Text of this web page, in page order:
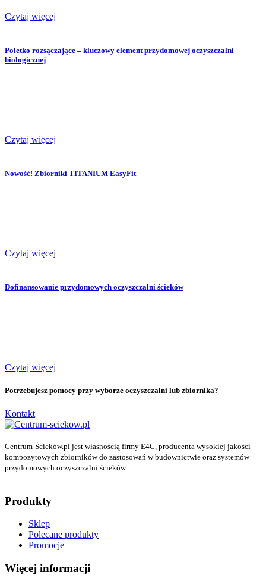
Czytaj więcej
Poletko rozsączające – kluczowy element przydomowej oczyszczalni
biologicznej
Czytaj więcej
Nowość! Zbiorniki TITANIUM EasyFit
Czytaj więcej
Dofinansowanie przydomowych oczyszczalni ścieków
Czytaj więcej
Potrzebujesz pomocy przy wyborze oczyszczalni lub zbiornika?
Kontakt
Centrum-Ścieków.pl jest własnością firmy E4C, producenta wysokiej jakości
kompozytowych zbiorników do zastosowań w budownictwie oraz systemów
przydomowych oczyszczalni ścieków.
Produkty
Sklep
Polecane produkty
Promocje
Więcej informacji